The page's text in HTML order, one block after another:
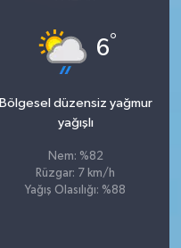
6°
Bölgesel düzensiz yağmur
yağışlı
Nem: %82
Rüzgar: 7 km/h
Yağış Olasılığı: %88